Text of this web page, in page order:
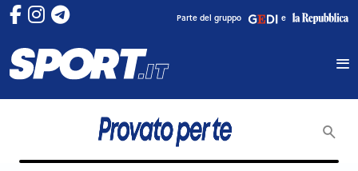
Parte del gruppo e